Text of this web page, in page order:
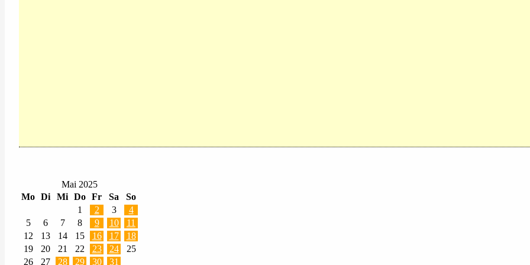
Mai 2025
Mo Di Mi Do Fr Sa
So
1
2 3
4
5
6 7 8 9 10
11
12
13 14 15 16 17
18
19
20 21 22 23 24
25
26
27 28 29 30 31